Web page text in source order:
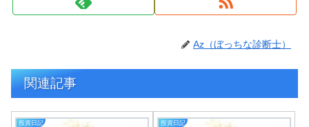
Az（ぼっちな診断士）
関連記事
投資日記 投資日記